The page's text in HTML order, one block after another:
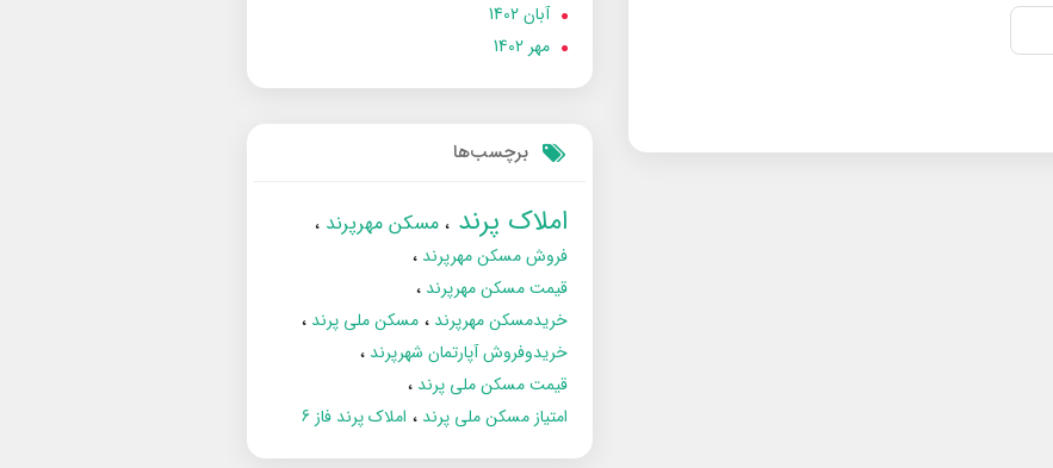
آبان 1402
مهر 1402
برچسب‌ها
املاک پرند مسکن مهرپرند
فروش مسکن مهرپرند
قیمت مسکن مهرپرند
خریدمسکن مهرپرند
مسکن ملی پرند
خریدوفروش آپارتمان شهرپرند
قیمت مسکن ملی پرند
امتیاز مسکن ملی پرند
املاک پرند فاز 6